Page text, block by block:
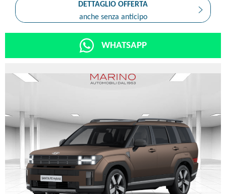
DETTAGLIO OFFERTA
anche senza anticipo
WHATSAPP